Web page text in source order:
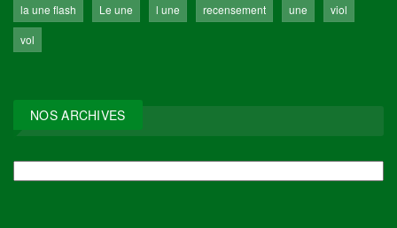
la une flash
Le une l une recensement une
viol
vol
NOS ARCHIVES